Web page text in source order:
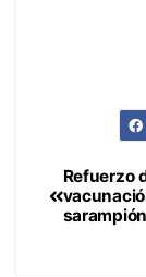
de
Refuerzo
sarampión